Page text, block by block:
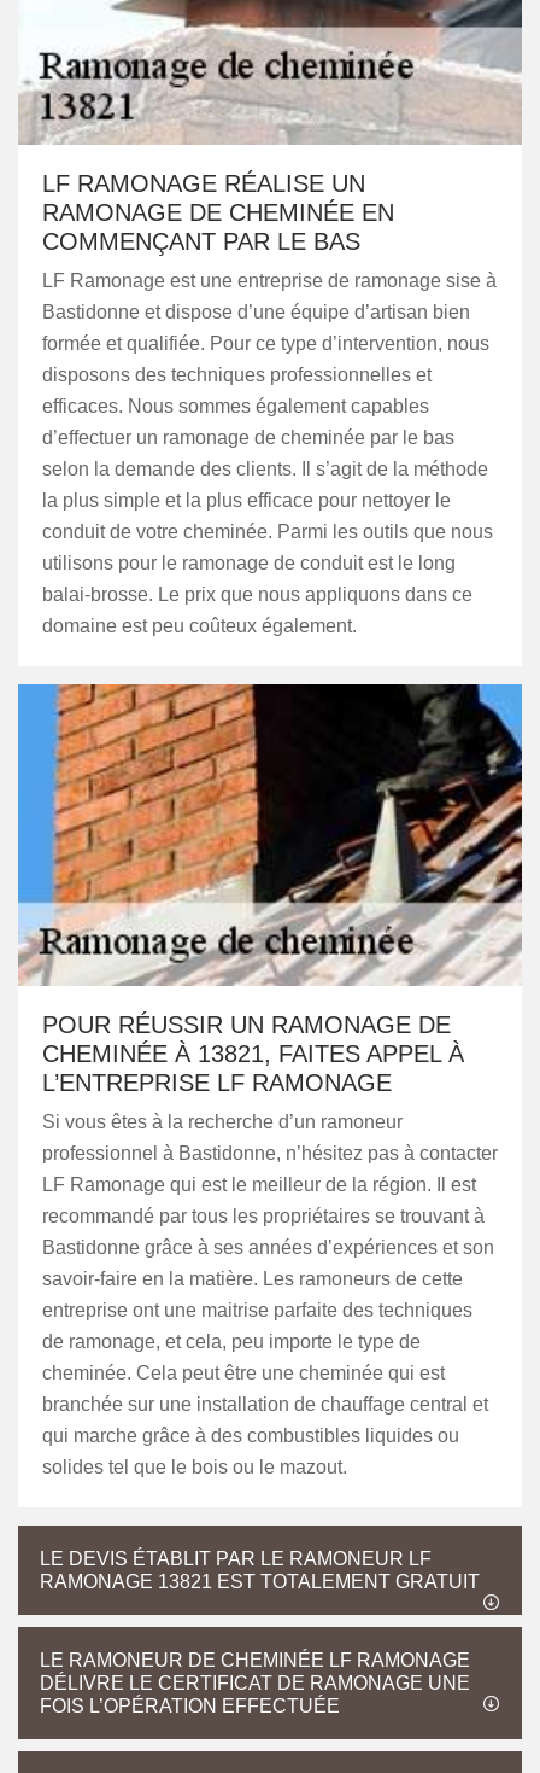
LF RAMONAGE RÉALISE UN
RAMONAGE DE CHEMINÉE EN
COMMENÇANT PAR LE BAS
LF Ramonage est une entreprise de ramonage sise à
Bastidonne et dispose d’une équipe d’artisan bien
formée et qualifiée. Pour ce type d’intervention, nous
disposons des techniques professionnelles et
efficaces. Nous sommes également capables
d’effectuer un ramonage de cheminée par le bas
selon la demande des clients. Il s’agit de la méthode
la plus simple et la plus efficace pour nettoyer le
conduit de votre cheminée. Parmi les outils que nous
utilisons pour le ramonage de conduit est le long
balai-brosse. Le prix que nous appliquons dans ce
domaine est peu coûteux également.
POUR RÉUSSIR UN RAMONAGE DE
CHEMINÉE À 13821, FAITES APPEL À
L’ENTREPRISE LF RAMONAGE
Si vous êtes à la recherche d’un ramoneur
professionnel à Bastidonne, n’hésitez pas à contacter
LF Ramonage qui est le meilleur de la région. Il est
recommandé par tous les propriétaires se trouvant à
Bastidonne grâce à ses années d’expériences et son
savoir-faire en la matière. Les ramoneurs de cette
entreprise ont une maitrise parfaite des techniques
de ramonage, et cela, peu importe le type de
cheminée. Cela peut être une cheminée qui est
branchée sur une installation de chauffage central et
qui marche grâce à des combustibles liquides ou
solides tel que le bois ou le mazout.
LE DEVIS ÉTABLIT PAR LE RAMONEUR LF
RAMONAGE 13821 EST TOTALEMENT GRATUIT
LE RAMONEUR DE CHEMINÉE LF RAMONAGE
DÉLIVRE LE CERTIFICAT DE RAMONAGE UNE
FOIS L’OPÉRATION EFFECTUÉE